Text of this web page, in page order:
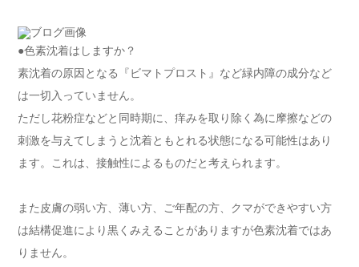
●色素沈着はしますか？
素沈着の原因となる『ビマトプロスト』など緑内障の成分など
は一切入っていません。
ただし花粉症などと同時期に、痒みを取り除く為に摩擦などの
刺激を与えてしまうと沈着ともとれる状態になる可能性はあり
ます。これは、接触性によるものだと考えられます。
また皮膚の弱い方、薄い方、ご年配の方、クマができやすい方
は結構促進により黒くみえることがありますが色素沈着ではあ
りません。